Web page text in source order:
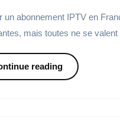
un abonnement IPTV en
mais toutes ne se
reading